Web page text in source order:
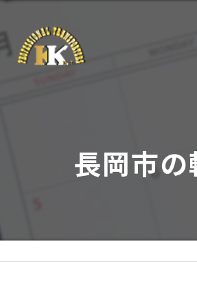
長岡市